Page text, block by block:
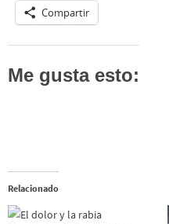
Compartir
Me gusta esto:
Relacionado